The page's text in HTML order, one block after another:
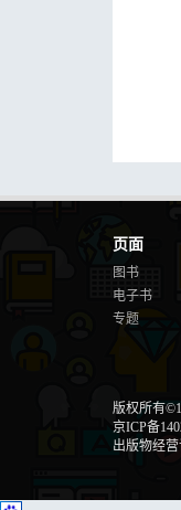
页面
图书
电子书
专题
版权所有
京ICP备
出版物经